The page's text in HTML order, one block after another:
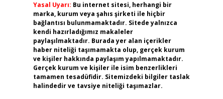
Yasal Uyarı: Bu internet sitesi, herhangi bir
marka, kurum veya şahıs şirketi ile hiçbir
bağlantısı bulunmamaktadır. Sitede yalnızca
kendi hazırladığımız makaleler
paylaşılmaktadır. Burada yer alan içerikler
haber niteliği taşımamakta olup, gerçek kurum
ve kişiler hakkında paylaşım yapılmamaktadır.
Gerçek kurum ve kişiler ile isim benzerlikleri
tamamen tesadüfidir. Sitemizdeki bilgiler taslak
halindedir ve tavsiye niteliği taşımazlar.